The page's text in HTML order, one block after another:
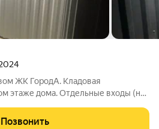
ЖК ГородА. Кладовая
этаже дома. Отдельные входы (не
домов.
Позвонить